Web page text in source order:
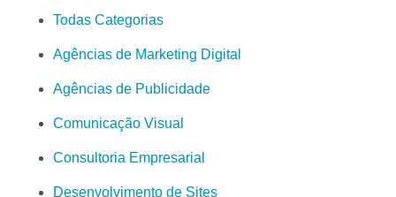
Todas Categorias
Agências de Marketing Digital
Agências de Publicidade
Comunicação Visual
Consultoria Empresarial
Desenvolvimento de Sites